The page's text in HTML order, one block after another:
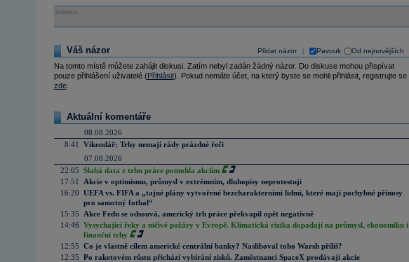
Reklama
Přidat názor Pavouk Od nejnovějších
Váš názor
Na tomto místě můžete zahájit diskusi. Zatím nebyl zadán žádný názor. Do diskuse mohou přispívat
pouze přihlášení uživatelé (Přihlásit). Pokud nemáte účet, na který byste se mohli přihlásit, registrujte se
zde.
Aktuální komentáře
08.08.2026
8:41
Víkendář: Trhy nemají rády prázdné řeči
07.08.2026
22:05 Slabá data z trhu práce pomohla akciím
17:51
Akcie v optimismu, průmysl v extrémním, dluhopisy neprotestují
16:20 UEFA vs. FIFA a „tajné plány vytvořené bezcharakterními lidmi, které mají pochybné přínosy
pro samotný fotbal“
15:35
Akce Fedu se odsouvá, americký trh práce překvapil opět negativně
14:46 Vysychající řeky a ničivé požáry v Evropě. Klimatická rizika dopadají na průmysl, ekonomiku i
finanční trhy
12:55 Co je vlastně cílem americké centrální banky? Nasliboval toho Warsh příliš?
12:35 Po raketovém růstu přichází vybírání zisků. Zaměstnanci SpaceX prodávají akcie